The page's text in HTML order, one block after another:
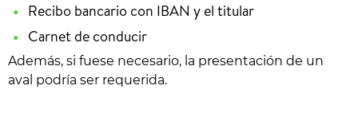
Recibo bancario con IBAN y el titular
Carnet de conducir
Además, si fuese necesario, la presentación de un
aval podría ser requerida.